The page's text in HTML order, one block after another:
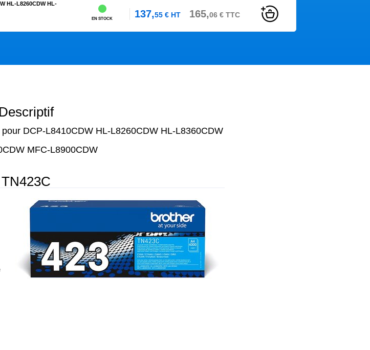
HL-L8260CDW HL-
EN STOCK 137,55€HT 165,06€TTC
Descriptif
DCP-L8410CDW HL-L8260CDW HL-L8360CDW
MFC-L8900CDW
TN423C